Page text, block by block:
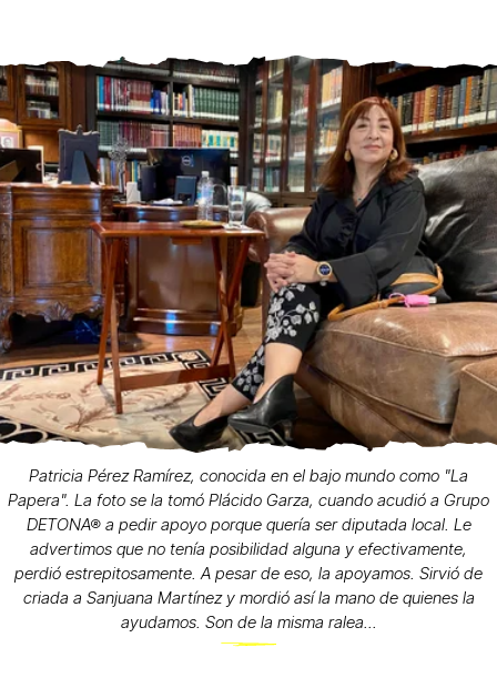
Patricia Pérez Ramírez, conocida en el bajo mundo como "La
Papera". La foto se la tomó Plácido Garza, cuando acudió a Grupo
DETONA® a pedir apoyo porque quería ser diputada local. Le
advertimos que no tenía posibilidad alguna y efectivamente,
perdió estrepitosamente. A pesar de eso, la apoyamos. Sirvió de
criada a Sanjuana Martínez y mordió así la mano de quienes la
ayudamos. Son de la misma ralea...